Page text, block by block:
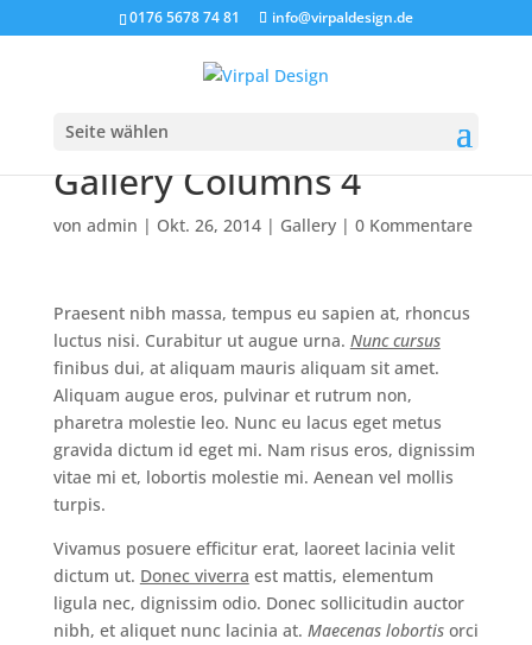
0176 5678 74 81 info@virpaldesign.de
Seite wählen
Gallery Columns 4
von admin | Okt. 26, 2014| Gallery| 0 Kommentare
Praesent nibh massa, tempus eu sapien at, rhoncus
luctus nisi. Curabitur ut augue urna. Nunc cursus
finibus dui, at aliquam mauris aliquam sit amet.
Aliquam augue eros, pulvinar et rutrum non,
pharetra molestie leo. Nunc eu lacus eget metus
gravida dictum id eget mi. Nam risus eros, dignissim
vitae mi et, lobortis molestie mi. Aenean vel mollis
turpis.
Vivamus posuere efficitur erat, laoreet lacinia velit
dictum ut. Donec viverra est mattis, elementum
ligula nec, dignissim odio. Donec sollicitudin auctor
nibh, et aliquet nunc lacinia at. Maecenas lobortisorci